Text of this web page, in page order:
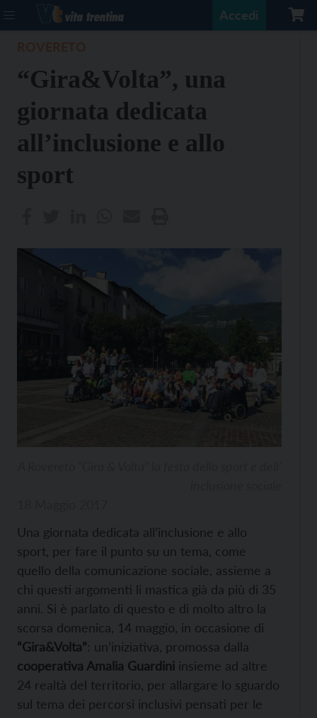
Accedi
“Gira&Volta”, una
giornata dedicata
all’inclusione e allo
sport
Una giornata dedicata all’inclusione e allo
sport, per fare il punto su un tema, come
quello della comunicazione sociale, assieme a
chi questi argomenti li mastica già da più di 35
anni. Si è parlato di questo e di molto altro la
scorsa domenica, 14 maggio, in occasione di
“Gira&Volta”: un’iniziativa, promossa dalla
cooperativa Amalia Guardini insieme ad altre
24 realtà del territorio, per allargare lo sguardo
sul tema dei percorsi inclusivi pensati per le